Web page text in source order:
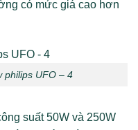
có mức giá cao hơn
philips UFO – 4
suất 50W và 250W